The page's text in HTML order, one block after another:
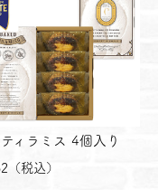
ィラミス 4個入り
（税込）